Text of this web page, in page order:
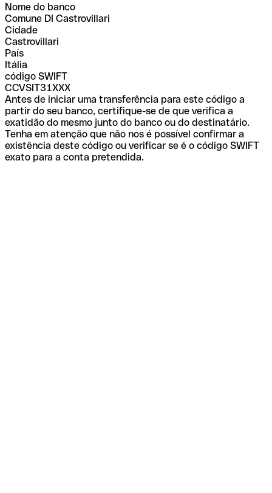
Nome do banco
Comune DI Castrovillari
Cidade
Castrovillari
País
Itália
código SWIFT
CCVSIT31XXX
Antes de iniciar uma transferência para este código a
partir do seu banco, certifique-se de que verifica a
exatidão do mesmo junto do banco ou do destinatário.
Tenha em atenção que não nos é possível confirmar a
existência deste código ou verificar se é o código SWIFT
exato para a conta pretendida.